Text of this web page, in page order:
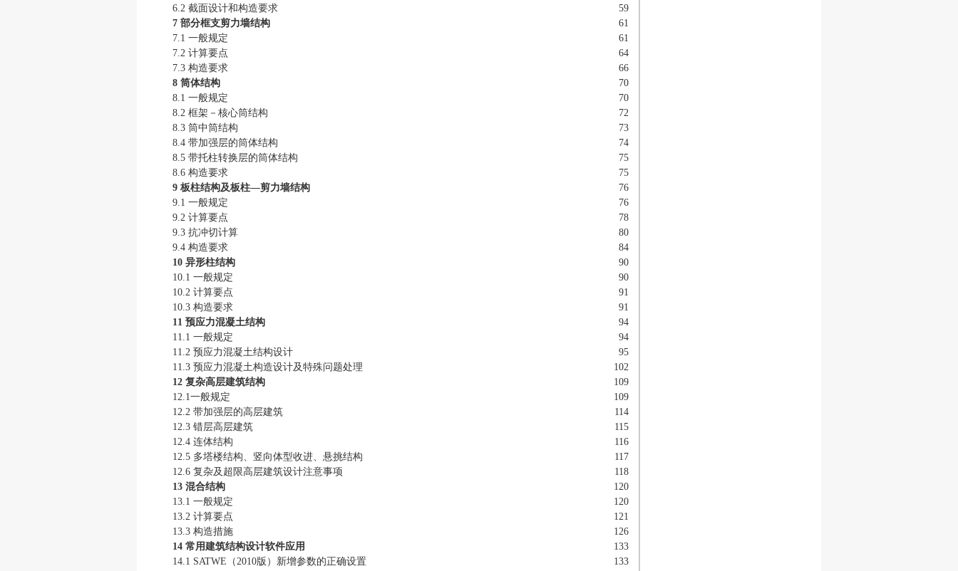
6.2 截面设计和构造要求
59
7 部分框支剪力墙结构
61
7.1 一般规定
61
7.2 计算要点
64
7.3 构造要求
66
8 筒体结构
70
8.1 一般规定
70
8.2 框架－核心筒结构
72
8.3 筒中筒结构
73
8.4 带加强层的筒体结构
74
8.5 带托柱转换层的筒体结构
75
8.6 构造要求
75
9 板柱结构及板柱—剪力墙结构
76
9.1 一般规定
76
9.2 计算要点
78
9.3 抗冲切计算
80
9.4 构造要求
84
10 异形柱结构
90
10.1 一般规定
90
10.2 计算要点
91
10.3 构造要求
91
11 预应力混凝土结构
94
11.1 一般规定
94
11.2 预应力混凝土结构设计
95
11.3 预应力混凝土构造设计及特殊问题处理
102
12 复杂高层建筑结构
109
12.1一般规定
109
12.2 带加强层的高层建筑
114
12.3 错层高层建筑
115
12.4 连体结构
116
12.5 多塔楼结构、竖向体型收进、悬挑结构
117
12.6 复杂及超限高层建筑设计注意事项
118
13 混合结构
120
13.1 一般规定
120
13.2 计算要点
121
13.3 构造措施
126
14 常用建筑结构设计软件应用
133
14.1 SATWE（2010版）新增参数的正确设置
133